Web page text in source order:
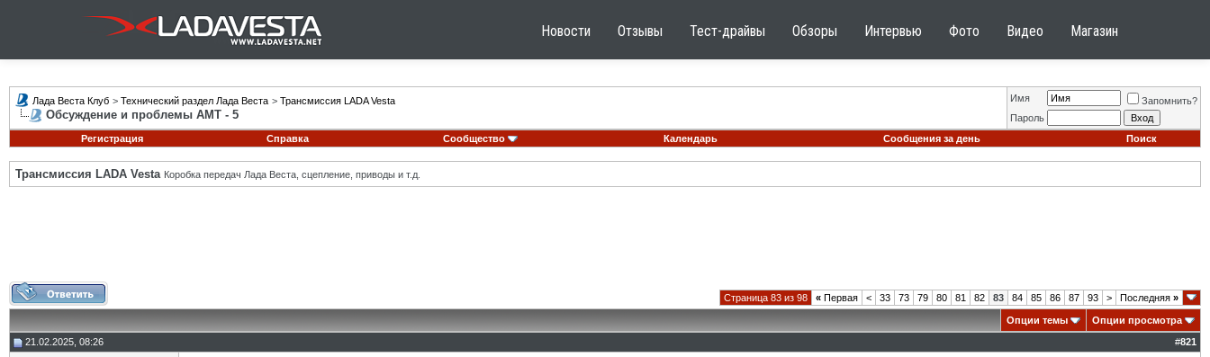
Новости Отзывы Тест-драйвы Обзоры Интервью Фото Видео Магазин
Лада Веста Клуб > Технический раздел Лада Веста > Трансмиссия LADA Vesta
Обсуждение и проблемы АМТ - 5
Имя
Запомнить?
Пароль
Регистрация
Справка Сообщество Календарь Сообщения за день Поиск
Трансмиссия LADA Vesta Коробка передач Лада Веста, сцепление, приводы и т.д.
Страница 83 из 98 « Первая < 33 73 79 80 81 82 83 84 85 86 87 93 > Последняя »
Опции темы
Опции просмотра
21.02.2025, 08:26
#821